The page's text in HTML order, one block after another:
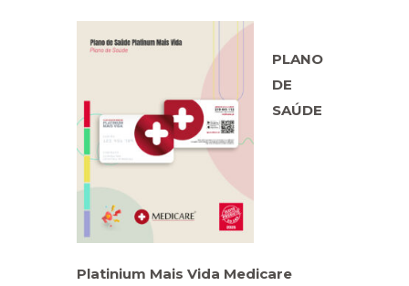
PLANO
DE
SAÚDE
Platinium Mais Vida Medicare